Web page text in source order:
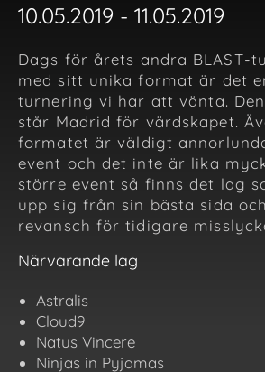
10.05.2019 - 11.05.2019
Dags för årets andra BLAST-
med sitt unika format är det
turnering vi har att vänta.
står Madrid för värdskapet.
formatet är väldigt
event och det inte är lika
större event så finns det lag
upp sig från sin bästa sida
revansch för tidigare
Närvarande lag
Astralis
Cloud9
Natus Vincere
Ninjas in Pyjamas